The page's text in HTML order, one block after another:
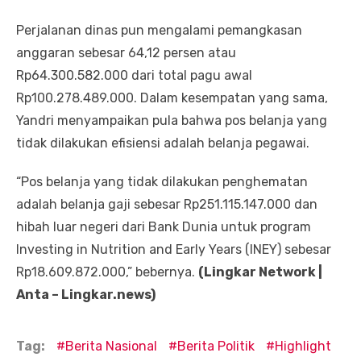
Perjalanan dinas pun mengalami pemangkasan
anggaran sebesar 64,12 persen atau
Rp64.300.582.000 dari total pagu awal
Rp100.278.489.000. Dalam kesempatan yang sama,
Yandri menyampaikan pula bahwa pos belanja yang
tidak dilakukan efisiensi adalah belanja pegawai.
“Pos belanja yang tidak dilakukan penghematan
adalah belanja gaji sebesar Rp251.115.147.000 dan
hibah luar negeri dari Bank Dunia untuk program
Investing in Nutrition and Early Years (INEY) sebesar
Rp18.609.872.000,” bebernya. (Lingkar Network |
Anta – Lingkar.news)
Tag: Berita Nasional Berita Politik Highlight